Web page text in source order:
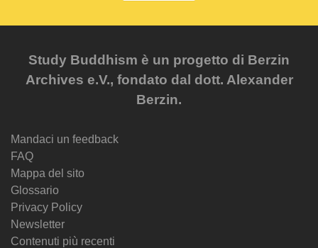
Study Buddhism è un progetto di Berzin
Archives e.V., fondato dal dott. Alexander
Berzin.
Mandaci un feedback
FAQ
Mappa del sito
Glossario
Privacy Policy
Newsletter
Contenuti più recenti